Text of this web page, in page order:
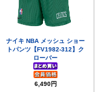
ナイキ NBA メッシュ ショー
トパンツ【FV1982-312】ク
ローバー
6,490円